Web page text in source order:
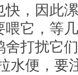
快，因此
喂它，等
舍打扰它
便，要